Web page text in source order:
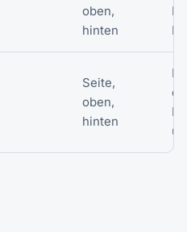
oben,
hinten
Seite,
oben,
hinten